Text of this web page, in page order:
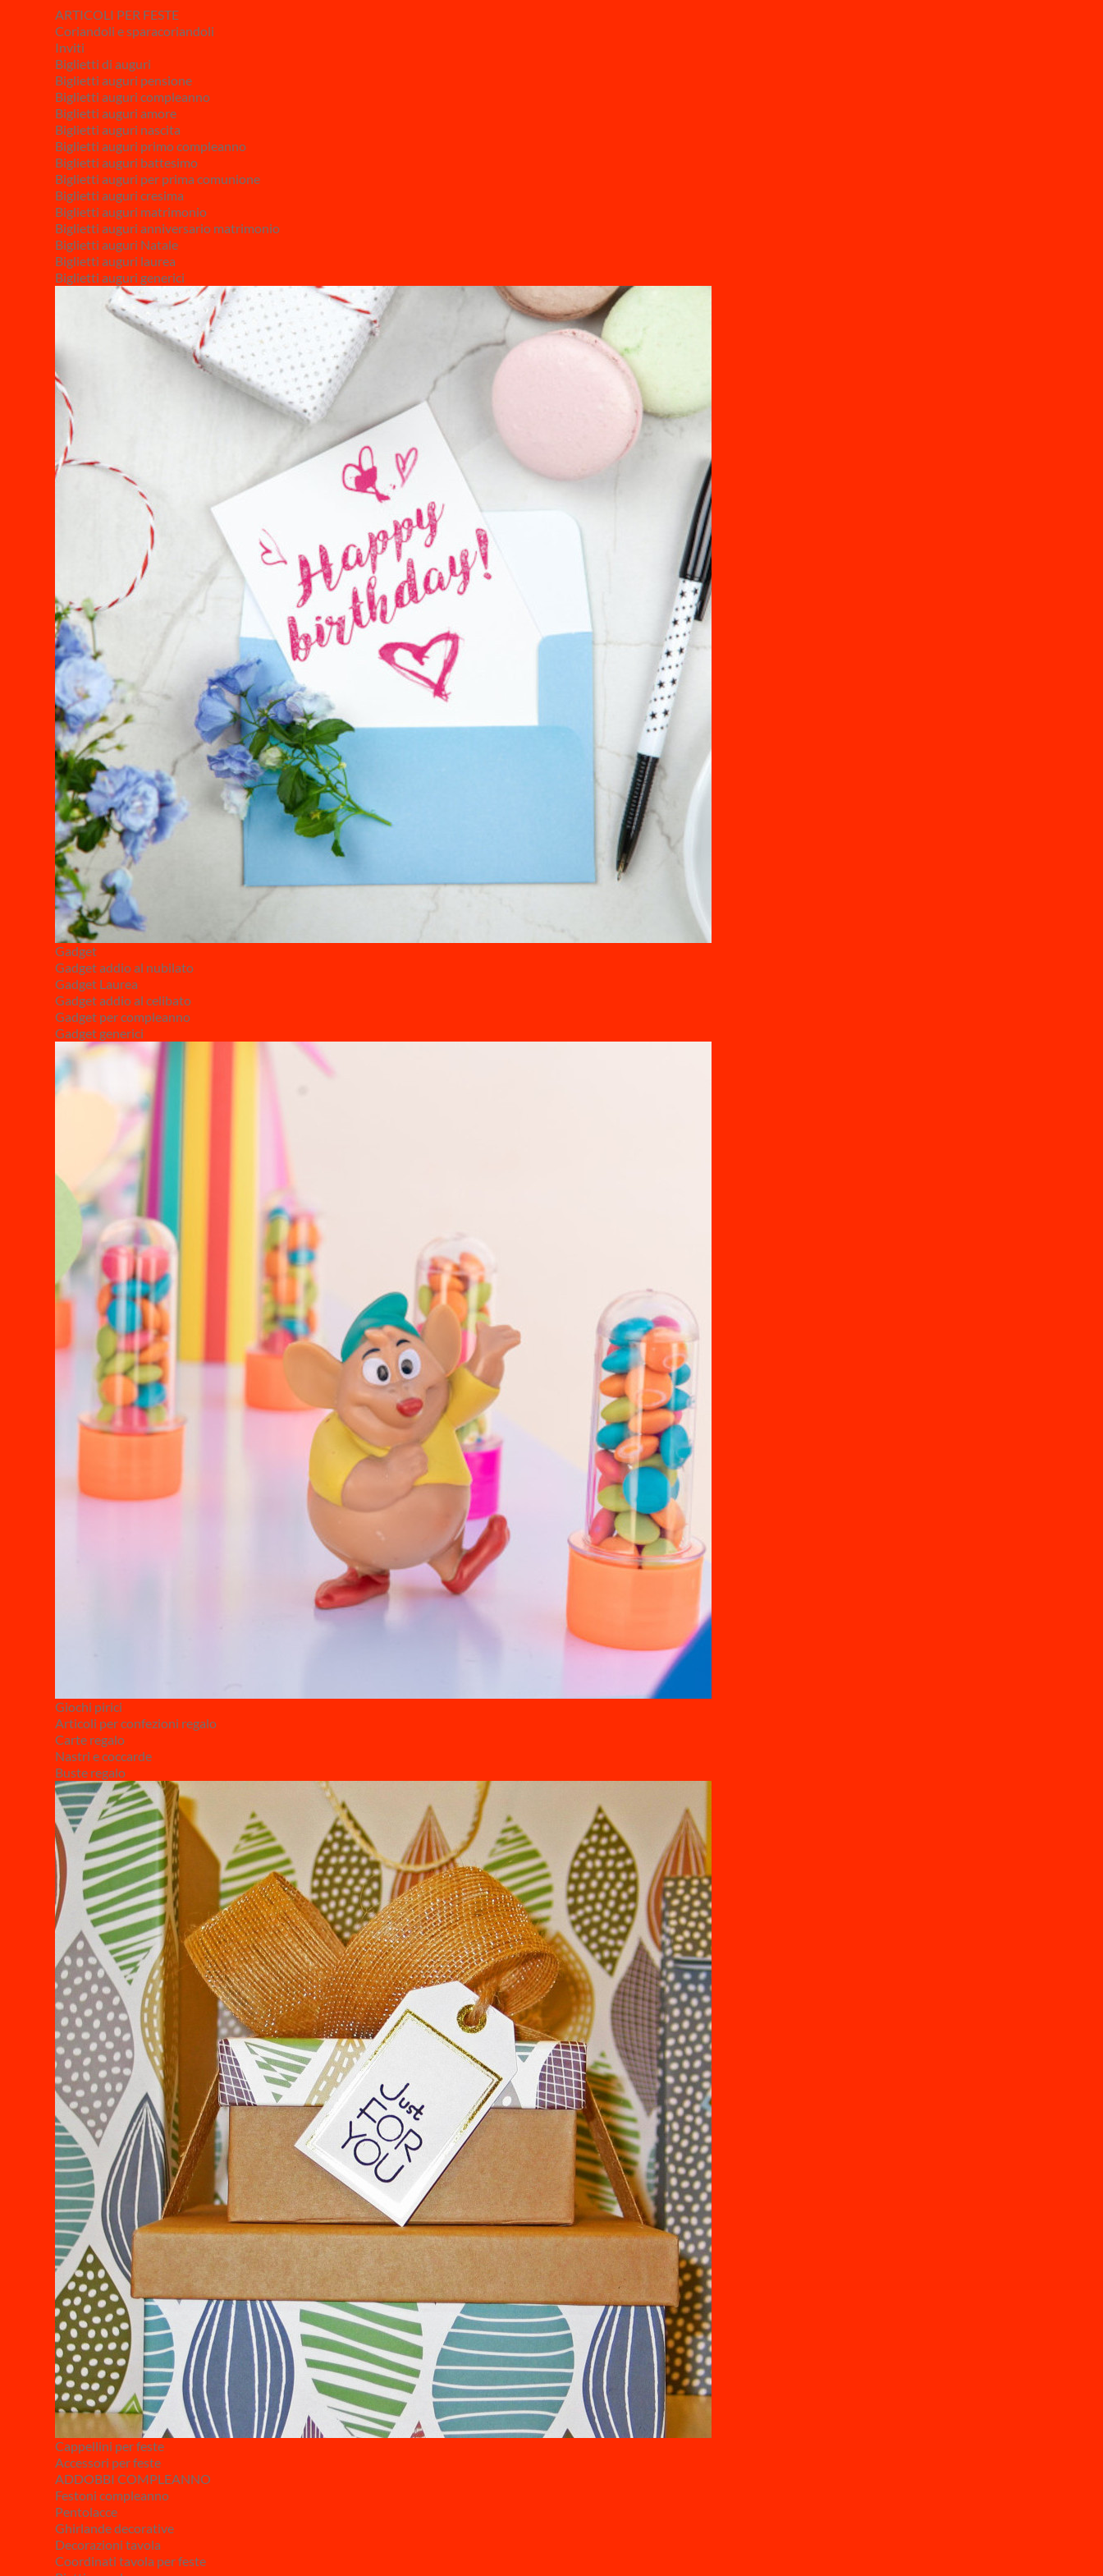
ARTICOLI PER FESTE
Coriandoli e sparacoriandoli
Inviti
Biglietti di auguri
Biglietti auguri pensione
Biglietti auguri compleanno
Biglietti auguri amore
Biglietti auguri nascita
Biglietti auguri primo compleanno
Biglietti auguri battesimo
Biglietti auguri per prima comunione
Biglietti auguri cresima
Biglietti auguri matrimonio
Biglietti auguri anniversario matrimonio
Biglietti auguri Natale
Biglietti auguri laurea
Biglietti auguri generici
Gadget
Gadget addio al nubilato
Gadget Laurea
Gadget addio al celibato
Gadget per compleanno
Gadget generici
Giochi pirici
Articoli per confezioni regalo
Carte regalo
Nastri e coccarde
Buste regalo
Cappellini per feste
Accessori per feste
ADDOBBI COMPLEANNO
Festoni compleanno
Pentolacce
Ghirlande decorative
Decorazioni tavola
Coordinati tavola per feste